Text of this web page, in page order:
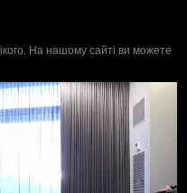
На нашому сайті ви можете